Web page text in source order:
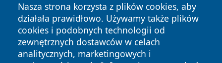
Nasza strona korzysta z plików cookies, aby
działała prawidłowo. Używamy także plików
cookies i podobnych technologii od
zewnętrznych dostawców w celach
analitycznych, marketingowych i